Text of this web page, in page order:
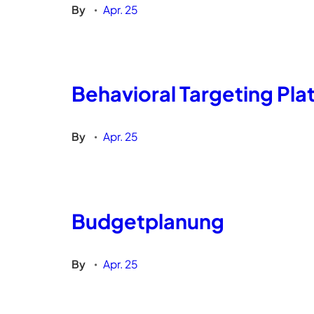
By • Apr. 25
Behavioral Targeting
By • Apr. 25
Budgetplanung
By • Apr. 25